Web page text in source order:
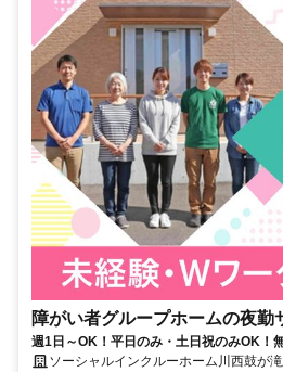
障がい者グループホームの夜勤
週1日～OK！平日のみ・土日祝のみOK！
ます。目の前の人に喜んでいただくことに
ソーシャルインクルーホーム川西鼓が滝